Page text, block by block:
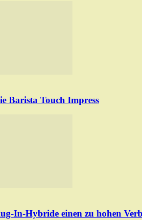
Barista Touch Impress
In-Hybride einen zu hohen